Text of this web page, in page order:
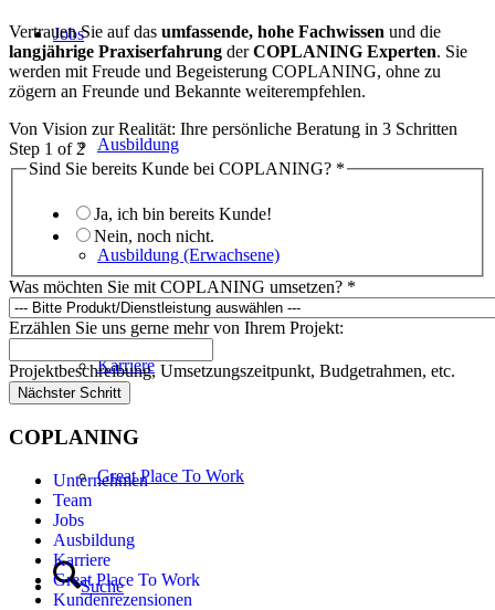
Jobs
Ausbildung
Ausbildung (Erwachsene)
Karriere
Great Place To Work
Suche
Vertrauen Sie auf das umfassende, hohe Fachwissen und die
langjährige Praxiserfahrung derCOPLANING Experten. Sie
werden mit Freude und Begeisterung COPLANING, ohne zu
zögern an Freunde und Bekannte weiterempfehlen.
Von Vision zur Realität: Ihre persönliche Beratung in 3 Schritten
Step 1 of 2
Sind Sie bereits Kunde bei COPLANING? *
Ja, ich bin bereits Kunde!
Nein, noch nicht.
Was möchten Sie mit COPLANING umsetzen? *
Erzählen Sie uns gerne mehr von Ihrem Projekt:
Projektbeschreibung, Umsetzungszeitpunkt, Budgetrahmen, etc.
Nächster Schritt
COPLANING
Unternehmen
Team
Jobs
Ausbildung
Karriere
Great Place To Work
Kundenrezensionen